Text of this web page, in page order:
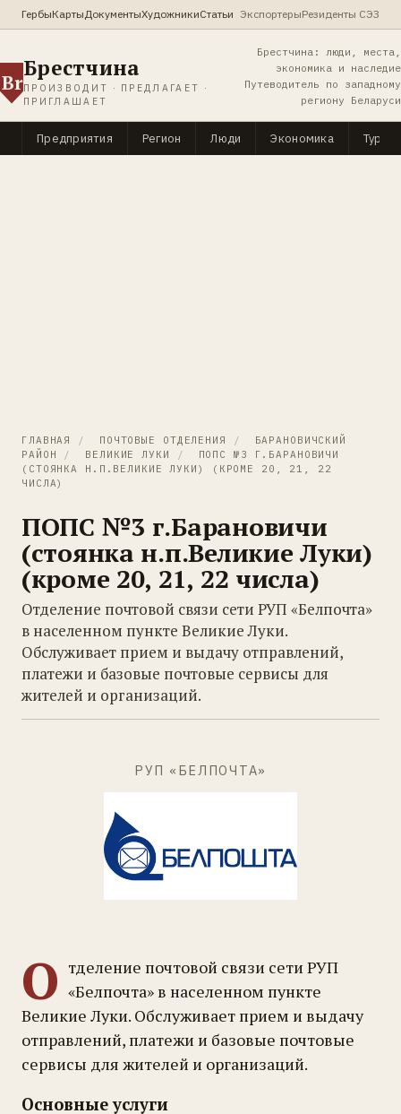
ГербыКартыДокументыХудожникиСтатьи ЭкспортерыРезиденты СЭЗ
Br
Брестчина
ПРОИЗВОДИТ · ПРЕДЛАГАЕТ ·
ПРИГЛАШАЕТ
Брестчина: люди, места,
экономика и наследие
Путеводитель по западному
региону Беларуси
Предприятия Регион Люди Экономика
ГЛАВНАЯ / ПОЧТОВЫЕ ОТДЕЛЕНИЯ /
БАРАНОВИЧСКИЙ
РАЙОН
/ ВЕЛИКИЕ ЛУКИ /
ПОПС №3 Г.БАРАНОВИЧИ
(СТОЯНКА Н.П.ВЕЛИКИЕ ЛУКИ) (КРОМЕ 20, 21, 22
ЧИСЛА)
ПОПС №3 г.Барановичи
(стоянка н.п.Великие Луки)
(кроме 20, 21, 22 числа)
Отделение почтовой связи сети РУП «Белпочта»
в населенном пункте Великие Луки.
Обслуживает прием и выдачу отправлений,
платежи и базовые почтовые сервисы для
жителей и организаций.
РУП «БЕЛПОЧТА»
О тделение почтовой связи сети РУП
«Белпочта» в населенном пункте
Великие Луки. Обслуживает прием и выдачу
отправлений, платежи и базовые почтовые
сервисы для жителей и организаций.
Основные услуги